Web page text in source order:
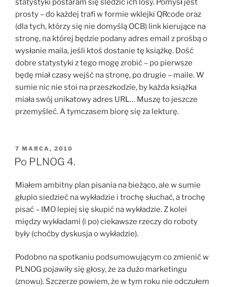
statystyki postaram się śledzić ich losy. Pomysł jest
prosty – do każdej trafi w formie wklejki QRcode oraz
(dla tych, którzy się nie domyślą OCB) link kierujące na
stronę, na której będzie podany adres email z prośbą o
wysłanie maila, jeśli ktoś dostanie tę książkę. Dość
dobre statystyki z tego mogę zrobić – po pierwsze
będę miał czasy wejść na stronę, po drugie – maile. W
sumie nic nie stoi na przeszkodzie, by każda książka
miała swój unikatowy adres URL… Muszę to jeszcze
przemyśleć. A tymczasem biorę się za lekturę.
OPUBLIKOWANE
W
7 MARCA, 2010
Po PLNOG 4.
Miałem ambitny plan pisania na bieżąco, ale w sumie
głupio siedzieć na wykładzie i trochę słuchać, a trochę
pisać – IMO lepiej się skupić na wykładzie. Z kolei
między wykładami (i po) ciekawsze rzeczy do roboty
były (choćby dyskusja o wykładzie).
Podobno na spotkaniu podsumowującym co zmienić w
PLNOG pojawiły się głosy, że za dużo marketingu
(znowu). Szczerze powiem, że w tym roku nie odczułem